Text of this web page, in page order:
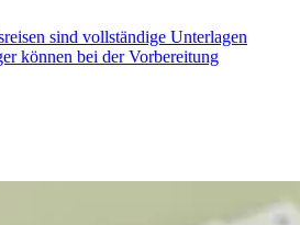
sind vollständige Unterlagen
können bei der Vorbereitung